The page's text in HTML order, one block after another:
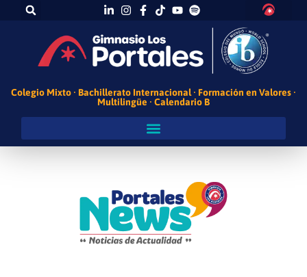
Colegio Mixto · Bachillerato Internacional · Formación en Valores ·
Multilingüe · Calendario B